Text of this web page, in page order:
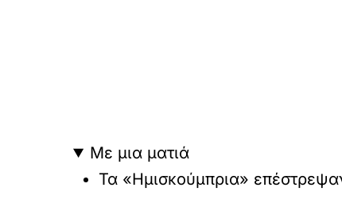
Με μια ματιά
Τα «Ημισκούμπρια»